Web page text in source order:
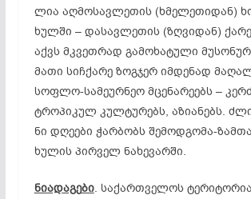
ლია აღ­მო­სავ­ლე­თის (ხმე­ლე­თი­დან)
ხულ­ში – და­სავ­ლე­თის (ზღვიდან)
აქვს მკვეთ­რად გა­მო­ხა­ტუ­ლი
მა­თი სიჩ­ქა­რე ზოგ­ჯერ იმ­დე­ნად
სოფ­ლო-სა­მე­ურ­ნეო მცე­ნა­რე­ებს –
ტრო­პი­კულ კულ­ტუ­რებს, აზ­ი­ან­ებს.
ნი დღე­ე­ბი ჭარბობს შე­მოდ­გო­­მა-
ხუ­ლის პირ­ველ ნა­ხე­ვარ­ში.
ნიადაგები. სა­ქარ­თვე­ლოს